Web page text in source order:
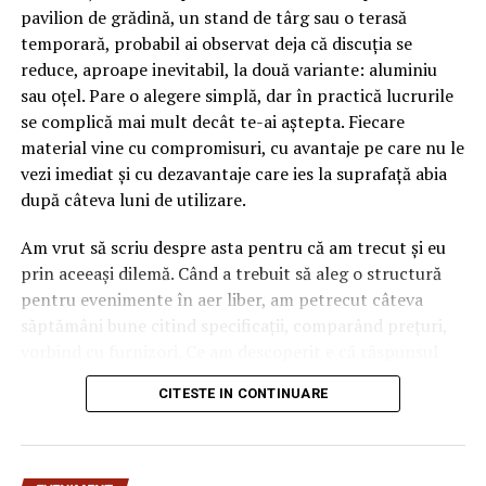
pavilion de grădină, un stand de târg sau o terasă
temporară, probabil ai observat deja că discuția se
reduce, aproape inevitabil, la două variante: aluminiu
sau oțel. Pare o alegere simplă, dar în practică lucrurile
se complică mai mult decât te-ai aștepta. Fiecare
material vine cu compromisuri, cu avantaje pe care nu le
vezi imediat și cu dezavantaje care ies la suprafață abia
după câteva luni de utilizare.
Am vrut să scriu despre asta pentru că am trecut și eu
prin aceeași dilemă. Când a trebuit să aleg o structură
pentru evenimente în aer liber, am petrecut câteva
săptămâni bune citind specificații, comparând prețuri,
„corect” depinde mult de context, de cât de des muți
pavilionul și de ce condiții meteo ai de înfruntat.
CITESTE IN CONTINUARE